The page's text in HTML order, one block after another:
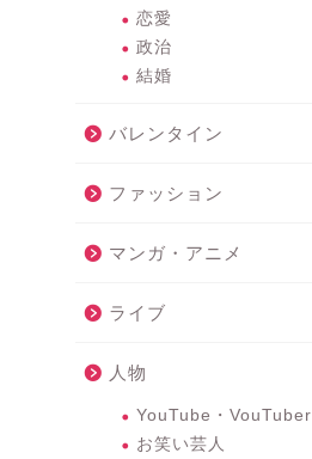
恋愛
政治
結婚
バレンタイン
ファッション
マンガ・アニメ
ライブ
人物
YouTube・VouTuber
お笑い芸人